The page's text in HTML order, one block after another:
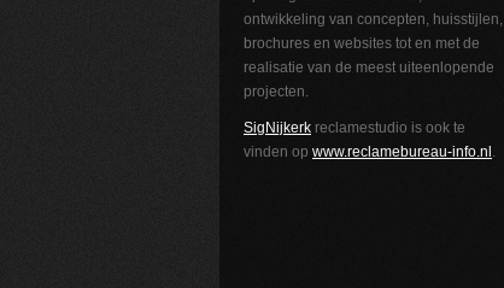
ontwikkeling van concepten, huisstijlen,
brochures en websites tot en met de
realisatie van de meest uiteenlopende
projecten.
SigNijkerk reclamestudio is ook te
vinden op www.reclamebureau-info.nl .